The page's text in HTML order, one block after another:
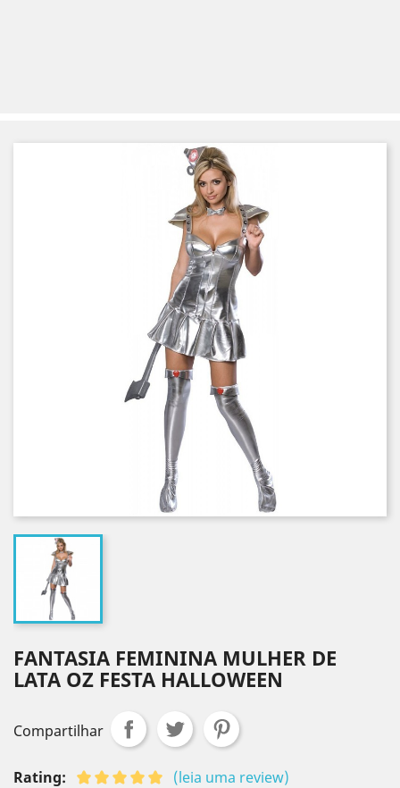
FANTASIA FEMININA MULHER DE
LATA OZ FESTA HALLOWEEN
Compartilhar
Rating: (leia uma review)